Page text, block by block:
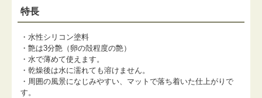
特長
・水性シリコン塗料
・艶は3分艶（卵の殻程度の艶）
・水で薄めて使えます。
・乾燥後は水に濡れても溶けません。
・周囲の風景になじみやすい、マットで落ち着いた仕上がりで
す。